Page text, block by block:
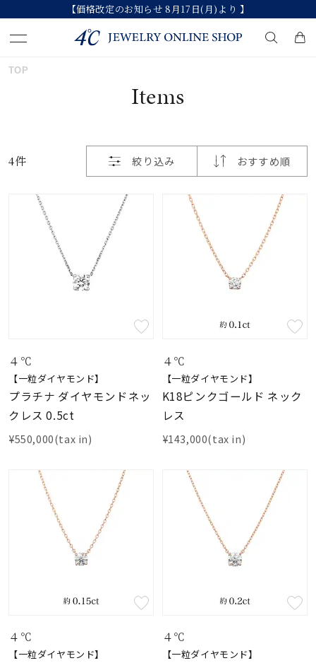
【価格改定のお知らせ 8月17日(月)より 】
#ダイヤモンド ネックレス
#エタニティ #くまのプーさん
カラー
誕生石
モチーフ
着用シーン
TOP
Items
4件 絞り込み おすすめ順
価格が高い
新着順
お気に入り登録数
４℃
【一粒ダイヤモンド】
プラチナ ダイヤモンドネッ
クレス 0.5ct
¥550,000(tax in)
４℃
【一粒ダイヤモンド】
K18ピンクゴールド ネック
レス
¥143,000(tax in)
４℃
【一粒ダイヤモンド】
４℃
【一粒ダイヤモンド】